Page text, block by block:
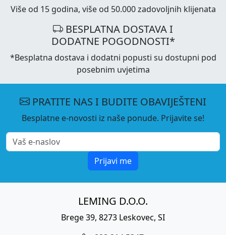
Više od 15 godina, više od 50.000 zadovoljnih klijenata
BESPLATNA DOSTAVA I
DODATNE POGODNOSTI*
*Besplatna dostava i dodatni popusti su dostupni pod
posebnim uvjetima
PRATITE NAS I BUDITE OBAVIJEŠTENI
Besplatne e-novosti iz naše ponude. Prijavite se!
Prijavi me
LEMING D.O.O.
Brege 39, 8273 Leskovec, SI